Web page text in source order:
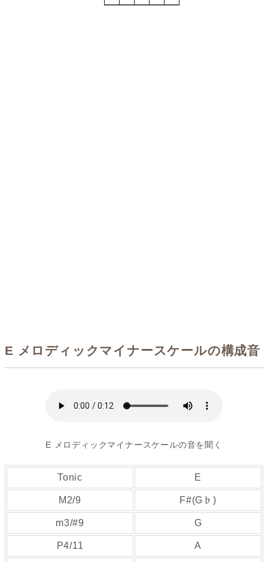
E メロディックマイナースケールの構成音
E メロディックマイナースケールの音を聞く
Tonic E
M2/9 F#(G♭)
m3/#9 G
P4/11 A